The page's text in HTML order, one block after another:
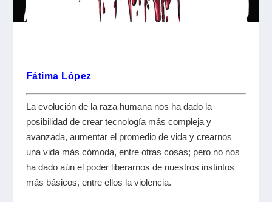
Fátima López
La evolución de la raza humana nos ha dado la
posibilidad de crear tecnología más compleja y
avanzada, aumentar el promedio de vida y crearnos
una vida más cómoda, entre otras cosas; pero no nos
ha dado aún el poder liberarnos de nuestros instintos
más básicos, entre ellos la violencia.